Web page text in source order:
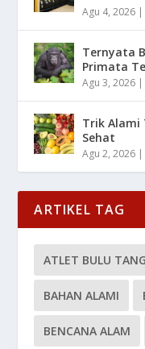
Agu 4, 2026 |
Ternyata
Primata
Agu 3, 2026 |
Trik Alami
Sehat
Agu 2, 2026 |
ARTIKEL TAG
ATLET BULU
BAHAN ALAMI
BENCANA ALAM